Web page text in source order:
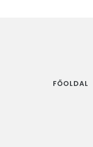
FŐOLDAL